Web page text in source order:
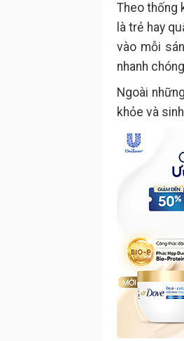
Theo thống
là trẻ hay
vào mỗi
nhanh
Ngoài
khỏe và